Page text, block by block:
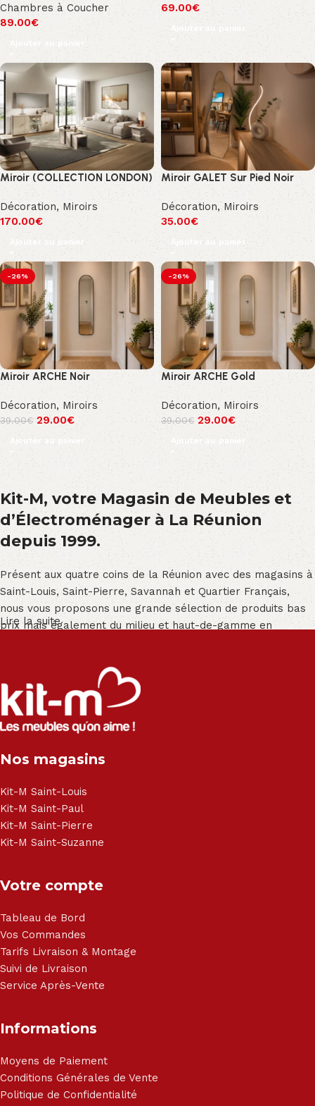
Chambres à Coucher
89.00€
Ajouter au panier
69.00€
Ajouter au panier
Miroir (COLLECTION LONDON)
Décoration, Miroirs
170.00€
Ajouter au panier
Miroir GALET Sur Pied Noir
Décoration, Miroirs
35.00€
Ajouter au panier
-26%
Miroir ARCHE Noir
Décoration, Miroirs
39.00€ 29.00€
Ajouter au panier
-26%
Miroir ARCHE Gold
Décoration, Miroirs
39.00€ 29.00€
Ajouter au panier
Kit-M, votre Magasin de Meubles et
d’Électroménager à La Réunion
depuis 1999.
Présent aux quatre coins de la Réunion avec des magasins à
Saint-Louis, Saint-Pierre, Savannah et Quartier Français,
nous vous proposons une grande sélection de produits bas
prix mais également du milieu et haut-de-gamme en
Salon angle - Salon convertible - Salon relax - Canapé -
Canapé lit - Cuisine sur-mesure - Fauteuil - Armoire - Table
et chaise - Meuble de salle de bain - Literie - Lit - Bureau -
Électroménager - Télévision led - Réfrigérateur -
- Matelas - Hifi Hitachi, LG, Sharp, Philips, Bosh, Moulinex,
Haier, Sony, Cecotec, Westpoint, Dyson.
Lire la suite
Nos magasins
Kit-M Saint-Louis
Kit-M Saint-Paul
Kit-M Saint-Pierre
Kit-M Saint-Suzanne
Votre compte
Tableau de Bord
Vos Commandes
Tarifs Livraison & Montage
Suivi de Livraison
Service Après-Vente
Informations
Moyens de Paiement
Conditions Générales de Vente
Politique de Confidentialité